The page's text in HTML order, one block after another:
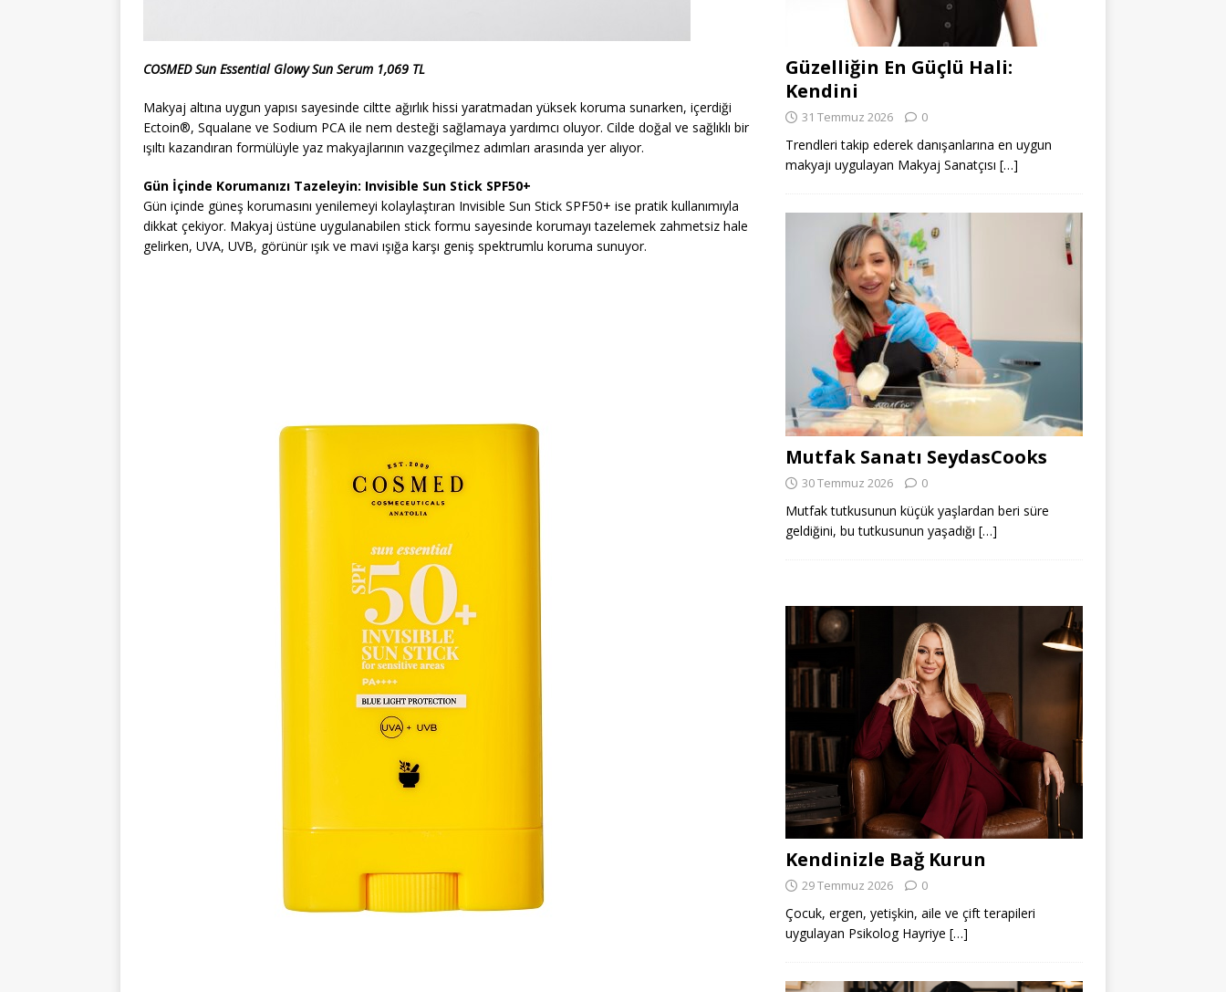
COSMED Sun Essential Glowy Sun Serum 1,069 TL
Makyaj altına uygun yapısı sayesinde ciltte ağırlık hissi yaratmadan yüksek koruma sunarken, içerdiği
Ectoin®, Squalane ve Sodium PCA ile nem desteği sağlamaya yardımcı oluyor. Cilde doğal ve sağlıklı bir
ışıltı kazandıran formülüyle yaz makyajlarının vazgeçilmez adımları arasında yer alıyor.
Gün İçinde Korumanızı Tazeleyin: Invisible Sun Stick SPF50+
Gün içinde güneş korumasını yenilemeyi kolaylaştıran Invisible Sun Stick SPF50+ ise pratik kullanımıyla
dikkat çekiyor. Makyaj üstüne uygulanabilen stick formu sayesinde korumayı tazelemek zahmetsiz hale
gelirken, UVA, UVB, görünür ışık ve mavi ışığa karşı geniş spektrumlu koruma sunuyor.
Güzelliğin En Güçlü Hali:
Kendini
31 Temmuz 2026 0
Trendleri takip ederek danışanlarına en uygun
makyajı uygulayan Makyaj Sanatçısı […]
Mutfak Sanatı SeydasCooks
30 Temmuz 2026 0
Mutfak tutkusunun küçük yaşlardan beri süre
geldiğini, bu tutkusunun yaşadığı […]
Kendinizle Bağ Kurun
29 Temmuz 2026 0
Çocuk, ergen, yetişkin, aile ve çift terapileri
uygulayan Psikolog Hayriye […]